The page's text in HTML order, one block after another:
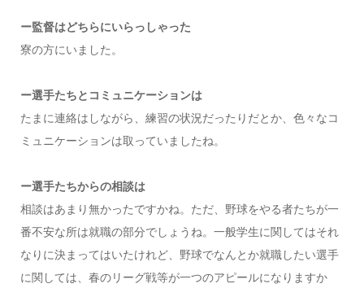
ー監督はどちらにいらっしゃった
寮の方にいました。
ー選手たちとコミュニケーションは
たまに連絡はしながら、練習の状況だったりだとか、色々なコ
ミュニケーションは取っていましたね。
ー選手たちからの相談は
相談はあまり無かったですかね。ただ、野球をやる者たちが一
番不安な所は就職の部分でしょうね。一般学生に関してはそれ
なりに決まってはいたけれど、野球でなんとか就職したい選手
に関しては、春のリーグ戦等が一つのアピールになりますか